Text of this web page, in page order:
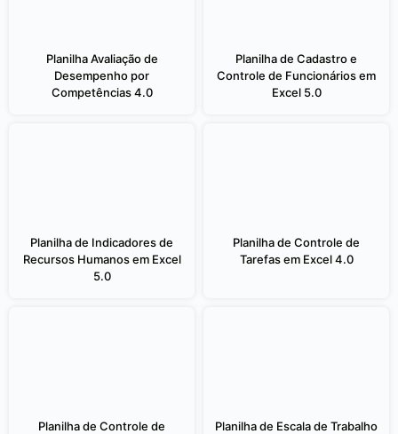
Planilha Avaliação de
Desempenho por
Competências 4.0
Planilha de Cadastro e
Controle de Funcionários em
Excel 5.0
Planilha de Indicadores de
Recursos Humanos em Excel
5.0
Planilha de Controle de
Tarefas em Excel 4.0
Planilha de Controle de
Planilha de Escala de Trabalho